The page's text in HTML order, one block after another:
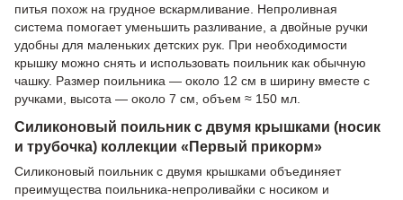
питья похож на грудное вскармливание. Непроливная
система помогает уменьшить разливание, а двойные ручки
удобны для маленьких детских рук. При необходимости
крышку можно снять и использовать поильник как обычную
чашку. Размер поильника — около 12 см в ширину вместе с
ручками, высота — около 7 см, объем ≈ 150 мл.
Силиконовый поильник с двумя крышками (носик
и трубочка) коллекции «Первый прикорм»
Силиконовый поильник с двумя крышками объединяет
преимущества поильника-непроливайки с носиком и